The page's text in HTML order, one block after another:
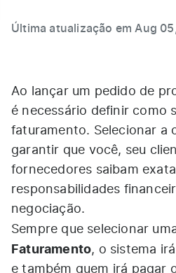
Última atualização em Aug
Ao lançar um pedido de
é necessário definir como
faturamento. Selecionar a
garantir que você, seu
fornecedores saibam
responsabilidades
negociação.
Sempre que selecionar
Faturamento, o sistema
e também quem irá pagar